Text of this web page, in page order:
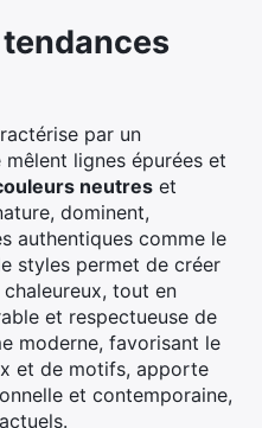
par un
mêlent lignes épurées et
neutres et
dominent,
authentiques comme le
styles permet de créer
tout en
et respectueuse de
moderne, favorisant le
et de motifs, apporte
et contemporaine,